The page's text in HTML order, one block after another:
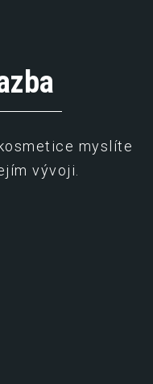
myslíte
vývoji.